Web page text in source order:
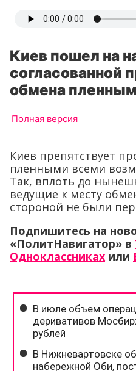
Киев пошел на
согласованной
обмена
Полная версия
Киев препятствует
пленными всеми
Так, вплоть до
ведущие к месту
стороной не были
Подпишитесь на
«ПолитНавигатор» в
Одноклассниках или